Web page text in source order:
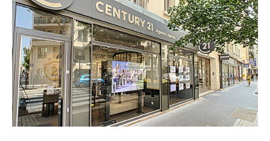
CENTURY 21 Agence Jaurès
247 bis boulevard Jean Jaurès
BOULOGNE BILLANCOURT - 92100
Envoyer un message
Téléphoner à l'agence